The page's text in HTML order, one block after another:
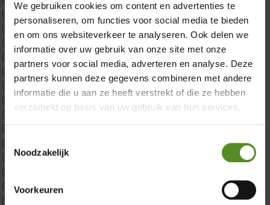
We gebruiken cookies om content en advertenties te
personaliseren, om functies voor social media te bieden
en om ons websiteverkeer te analyseren. Ook delen we
informatie over uw gebruik van onze site met onze
partners voor social media, adverteren en analyse. Deze
partners kunnen deze gegevens combineren met andere
informatie die u aan ze heeft verstrekt of die ze hebben
verzameld op basis van uw gebruik van hun services.
Toestemmingsselectie
Noodzakelijk
Voorkeuren
Custom
CustomBoxspring
ErkendMatras 2 Pers
ErkendMatras twijfelaar product
Matrassen
P650 1 pers
P650 TwijfelaarDonderdag 12:00 – 17:00
×